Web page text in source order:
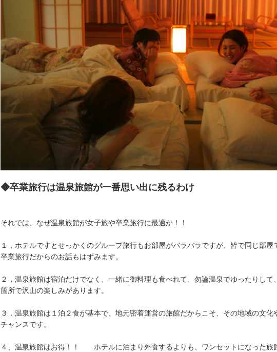
◆卒業旅行は温泉旅館が一番思い出に残るわけ
それでは、なぜ温泉旅館が女子旅や卒業旅行に最適か！！
１，ホテルですとせっかくのグループ旅行もお部屋がバラバラですが、皆で同じ部屋
卒業旅行だからのお話もはずみます。
２，温泉旅館は宿泊だけでなく、一緒に御料理も食べれて、勿論温泉でゆったりし
箇所で沢山の楽しみがあります。
３．温泉旅館は１泊２食が基本で、地元密着運営の旅館だからこそ、その地域の文化
チャンスです。
４、温泉旅館はお得！！ ホテルに泊まり外食するよりも、ワンセットになった旅